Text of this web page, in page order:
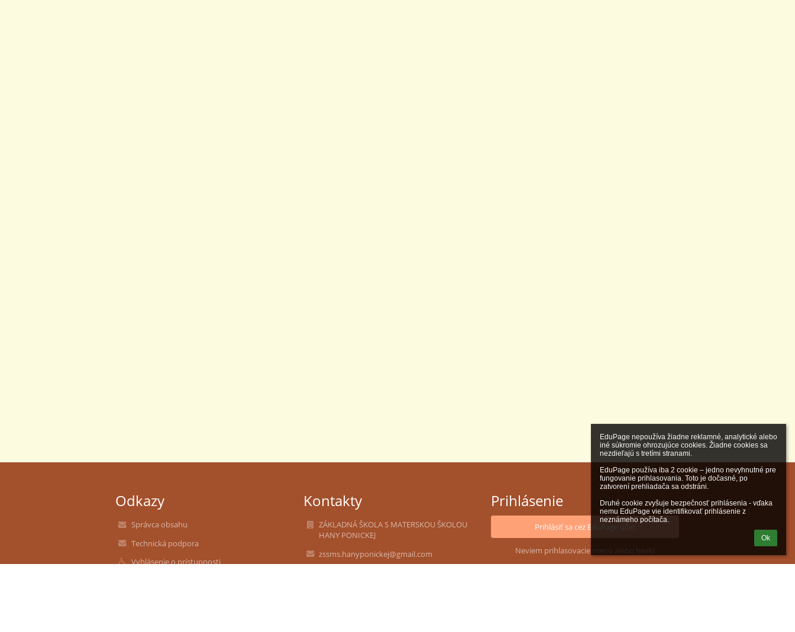
EduPage nepoužíva žiadne reklamné, analytické alebo
iné súkromie ohrozujúce cookies. Žiadne cookies sa
nezdieľajú s tretími stranami.
EduPage používa iba 2 cookie – jedno nevyhnutné pre
fungovanie prihlasovania. Toto je dočasné, po
zatvorení prehliadača sa odstráni.
Druhé cookie zvyšuje bezpečnosť prihlásenia - vďaka
nemu EduPage vie identifikovať prihlásenie z
neznámeho počítača.
Ok
Odkazy
Správca obsahu
Technická podpora
Vyhlásenie o prístupnosti
Kontakty
ZÁKLADNÁ ŠKOLA S MATERSKOU ŠKOLOU
HANY PONICKEJ
zssms.hanyponickej@gmail.com
Prihlásenie
Prihlásiť sa cez EduPage účet
Neviem prihlasovacie meno alebo heslo